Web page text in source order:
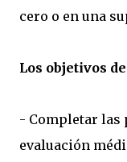
cero o en una
Los objetivos
- Completar las
evaluación